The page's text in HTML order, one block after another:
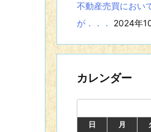
不動産売買におい
が．．．
2024年
カレンダー
日
月